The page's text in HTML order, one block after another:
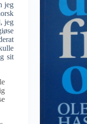
jeg
jeg
sit